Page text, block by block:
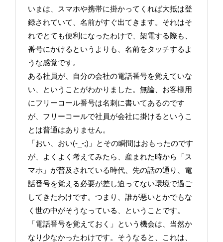
いまは、スマホや携帯に掛かってくれば大抵は登
録されていて、名前がすぐ出てきます。それはそ
れでとても便利になったわけで、架電する際も、
番号にかけるというよりも、名前をタッチするよ
うな感覚です。
ある社員が、自分の会社の電話番号を覚えていな
い、ということがわかりました。無論、お客様用
にフリーコール番号は名刺に書いてあるのです
が、フリーコールで社員が会社に掛けるというこ
とは普通はありません。
「おい、おい(-_-;)」とその瞬間はおもったのです
が、よくよく考えてみたら、産まれた時から「ス
マホ」が普及されている時代、先の話の通り、電
話番号を覚える必要が差し迫ってない環境で過ご
してきたわけです。つまり、誰が悪いとかでもな
く世の中がそうなっている、ということです。
「電話番号を覚えておく」という機会は、当然か
なり少なかったわけです。そうなると、これは、